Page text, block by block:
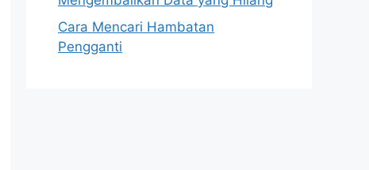
Cara Mencari Hambatan
Pengganti